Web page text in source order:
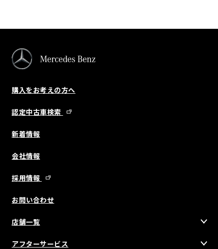
購入をお考えの方へ
認定中古車検索
新着情報
会社情報
採用情報
お問い合わせ
店舗一覧
アフターサービス